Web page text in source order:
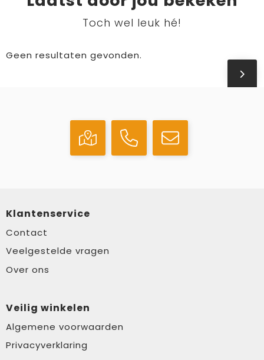
Toch wel leuk hé!
Geen resultaten gevonden.
Klantenservice
Contact
Veelgestelde vragen
Over ons
Veilig winkelen
Algemene voorwaarden
Privacyverklaring